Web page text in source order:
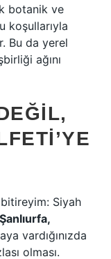
botanik ve
koşullarıyla
Bu da yerel
ağını
Siyah
Şanlıurfa,
vardığınızda
olması.